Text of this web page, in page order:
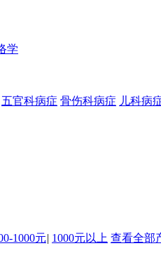
学
五官科病症 骨伤科病症 儿科病
1000元| 1000元以上 查看全部